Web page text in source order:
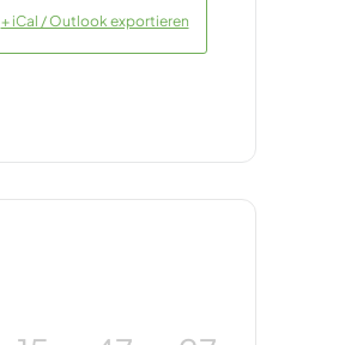
+ iCal / Outlook exportieren